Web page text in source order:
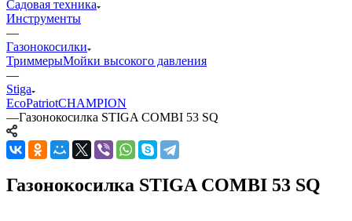
Садовая техника
Инструменты
—
Газонокосилки
ТриммерыМойки высокого давления
—
Stiga
EcoPatriotCHAMPION
—Газонокосилка STIGA COMBI 53 SQ
Газонокосилка STIGA COMBI 53 SQ